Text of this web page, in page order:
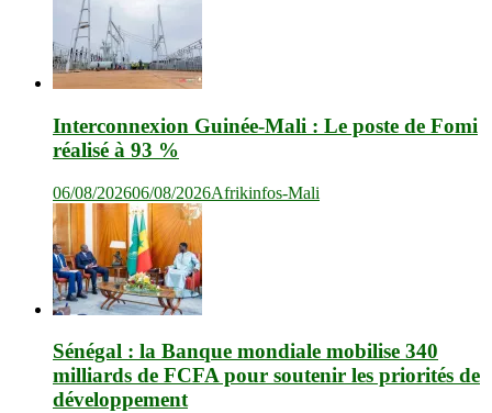
Interconnexion Guinée-Mali : Le poste de Fomi
réalisé à 93 %
06/08/202606/08/2026Afrikinfos-Mali
Sénégal : la Banque mondiale mobilise 340
milliards de FCFA pour soutenir les priorités de
développement